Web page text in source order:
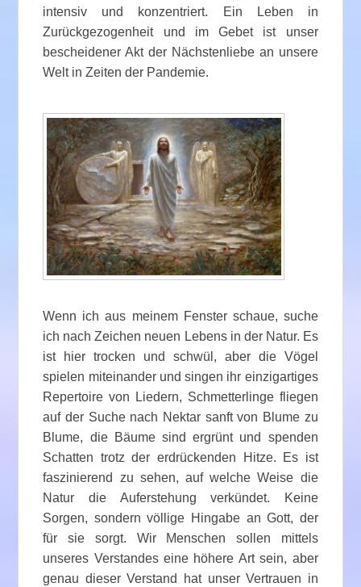
intensiv und konzentriert. Ein Leben in
Zurückgezogenheit und im Gebet ist unser
bescheidener Akt der Nächstenliebe an unsere
Welt in Zeiten der Pandemie.
Wenn ich aus meinem Fenster schaue, suche
ich nach Zeichen neuen Lebens in der Natur. Es
ist hier trocken und schwül, aber die Vögel
spielen miteinander und singen ihr einzigartiges
Repertoire von Liedern, Schmetterlinge fliegen
auf der Suche nach Nektar sanft von Blume zu
Blume, die Bäume sind ergrünt und spenden
Schatten trotz der erdrückenden Hitze. Es ist
faszinierend zu sehen, auf welche Weise die
Natur die Auferstehung verkündet. Keine
Sorgen, sondern völlige Hingabe an Gott, der
für sie sorgt. Wir Menschen sollen mittels
unseres Verstandes eine höhere Art sein, aber
genau dieser Verstand hat unser Vertrauen in